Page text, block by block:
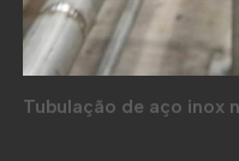
Tubulação de aço inox